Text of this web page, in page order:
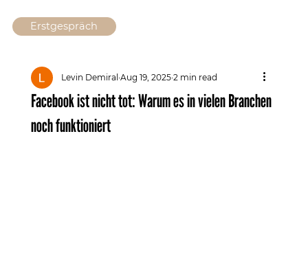
Erstgespräch
Facebook ist nicht tot: Warum es in vielen Branchen
noch funktioniert
Levin Demiral Aug 19, 2025 2 min read